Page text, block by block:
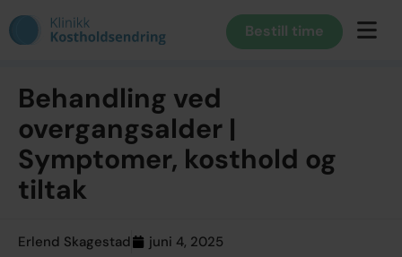
Bestill time
Behandling ved
overgangsalder |
Symptomer, kosthold og
tiltak
Erlend Skagestad juni 4, 2025